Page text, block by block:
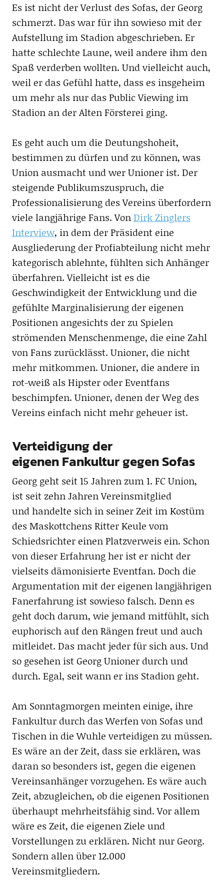
Es ist nicht der Verlust des Sofas, der Georg
schmerzt. Das war für ihn sowieso mit der
Aufstellung im Stadion abgeschrieben. Er
hatte schlechte Laune, weil andere ihm den
Spaß verderben wollten. Und vielleicht auch,
weil er das Gefühl hatte, dass es insgeheim
um mehr als nur das Public Viewing im
Stadion an der Alten Försterei ging.
Es geht auch um die Deutungshoheit,
bestimmen zu dürfen und zu können, was
Union ausmacht und wer Unioner ist. Der
steigende Publikumszuspruch, die
Professionalisierung des Vereins überfordern
viele langjährige Fans. VonDirk Zinglers
Interview, in dem der Präsident eine
Ausgliederung der Profiabteilung nicht mehr
kategorisch ablehnte, fühlten sich Anhänger
überfahren. Vielleicht ist es die
Geschwindigkeit der Entwicklung und die
gefühlte Marginalisierung der eigenen
Positionen angesichts der zu Spielen
strömenden Menschenmenge, die eine Zahl
von Fans zurücklässt. Unioner, die nicht
mehr mitkommen. Unioner, die andere in
rot-weiß als Hipster oder Eventfans
beschimpfen. Unioner, denen der Weg des
Vereins einfach nicht mehr geheuer ist.
Verteidigung der
eigenen Fankultur gegen Sofas
Georg geht seit 15 Jahren zum 1. FC Union,
ist seit zehn Jahren Vereinsmitglied
und handelte sich in seiner Zeit im Kostüm
des Maskottchens Ritter Keule vom
Schiedsrichter einen Platzverweis ein. Schon
von dieser Erfahrung her ist er nicht der
vielseits dämonisierte Eventfan. Doch die
Argumentation mit der eigenen langjährigen
Fanerfahrung ist sowieso falsch. Denn es
geht doch darum, wie jemand mitfühlt, sich
euphorisch auf den Rängen freut und auch
mitleidet. Das macht jeder für sich aus. Und
so gesehen ist Georg Unioner durch und
durch. Egal, seit wann er ins Stadion geht.
Am Sonntagmorgen meinten einige, ihre
Fankultur durch das Werfen von Sofas und
Tischen in die Wuhle verteidigen zu müssen.
Es wäre an der Zeit, dass sie erklären, was
daran so besonders ist, gegen die eigenen
Vereinsanhänger vorzugehen. Es wäre auch
Zeit, abzugleichen, ob die eigenen Positionen
überhaupt mehrheitsfähig sind. Vor allem
wäre es Zeit, die eigenen Ziele und
Vorstellungen zu erklären. Nicht nur Georg.
Sondern allen über 12.000
Vereinsmitgliedern.